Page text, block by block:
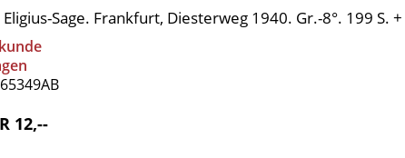
Eligius-Sage. Frankfurt, Diesterweg 1940. Gr.-8°. 199 S.
65349AB
12,--